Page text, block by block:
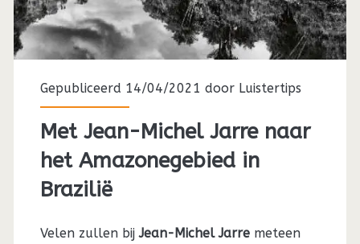
Gepubliceerd 14/04/2021 door Luistertips
Met Jean-Michel Jarre naar
het Amazonegebied in
Brazilië
Velen zullen bijJean-Michel Jarremeteen